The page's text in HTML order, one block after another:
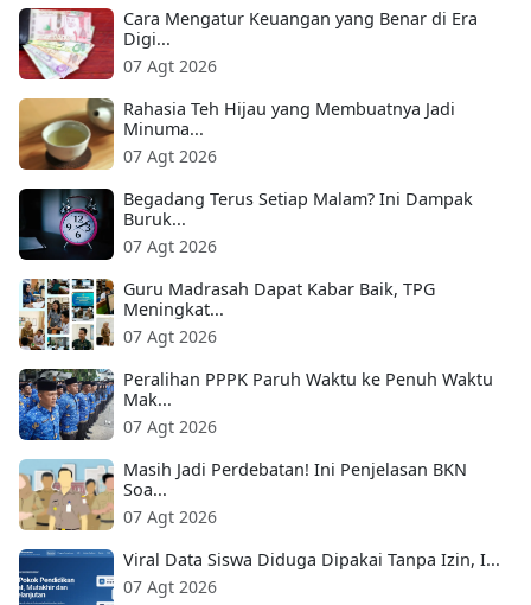
Cara Mengatur Keuangan yang Benar di Era
Digi...
07 Agt 2026
Rahasia Teh Hijau yang Membuatnya Jadi
Minuma...
07 Agt 2026
Begadang Terus Setiap Malam? Ini Dampak
Buruk...
07 Agt 2026
Guru Madrasah Dapat Kabar Baik, TPG
Meningkat...
07 Agt 2026
Peralihan PPPK Paruh Waktu ke Penuh Waktu
Mak...
07 Agt 2026
Masih Jadi Perdebatan! Ini Penjelasan BKN
Soa...
07 Agt 2026
Viral Data Siswa Diduga Dipakai Tanpa Izin, I...
07 Agt 2026